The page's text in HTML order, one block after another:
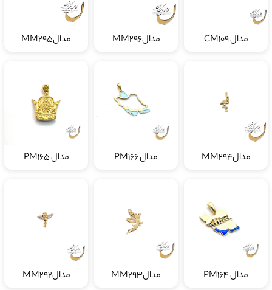
مدال CM109 مدالMM296 مدالMM295
مدالMM294 مدال PM166 مدال PM165
مدال PM164 مدالMM293 مدالMM292